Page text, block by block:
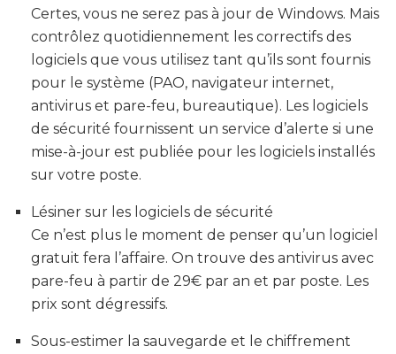
Certes, vous ne serez pas à jour de Windows. Mais
contrôlez quotidiennement les correctifs des
logiciels que vous utilisez tant qu’ils sont fournis
pour le système (PAO, navigateur internet,
antivirus et pare-feu, bureautique). Les logiciels
de sécurité fournissent un service d’alerte si une
mise-à-jour est publiée pour les logiciels installés
sur votre poste.
Lésiner sur les logiciels de sécurité
Ce n’est plus le moment de penser qu’un logiciel
gratuit fera l’affaire. On trouve des antivirus avec
pare-feu à partir de 29€ par an et par poste. Les
prix sont dégressifs.
Sous-estimer la sauvegarde et le chiffrement